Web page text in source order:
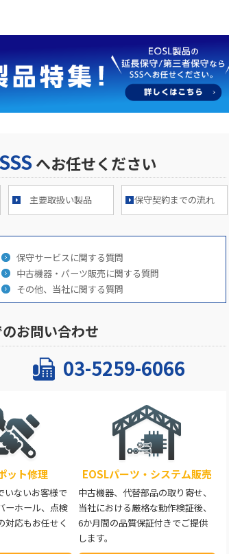
SSSへお任せください
主要取扱い製品 保守契約までの流れ
保守サービスに関する質問
中古機器・パーツ販売に関する質問
その他、当社に関する質問
お問い合わせ
03-5259-6066
ット修理
いないお客様で
ーホール、点検
対応もお任せく
EOSLパーツ・システム販売
中古機器、代替部品の取り寄せ、
当社における厳格な動作検証後、
6か月間の品質保証付きでご提供
します。